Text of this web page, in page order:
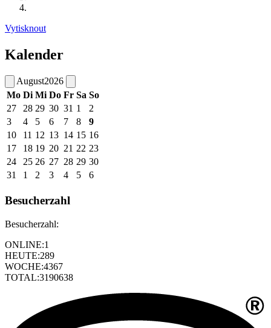
Vytisknout
Kalender
August2026
Mo Di Mi Do Fr Sa So
27
28 29 30 31 1
2
3
4 5 6 7 8
9
10
11 12 13 14 15 16
17
18 19 20 21 22 23
24
25 26 27 28 29 30
31
1 2 3 4 5 6
Besucherzahl
Besucherzahl:
ONLINE:1
HEUTE:289
WOCHE:4367
TOTAL:3190638